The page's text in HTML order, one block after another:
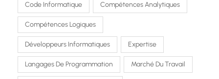
Code Informatique Compétences Analytiques
Compétences Logiques
Développeurs Informatiques Expertise
Langages De Programmation Marché Du Travail